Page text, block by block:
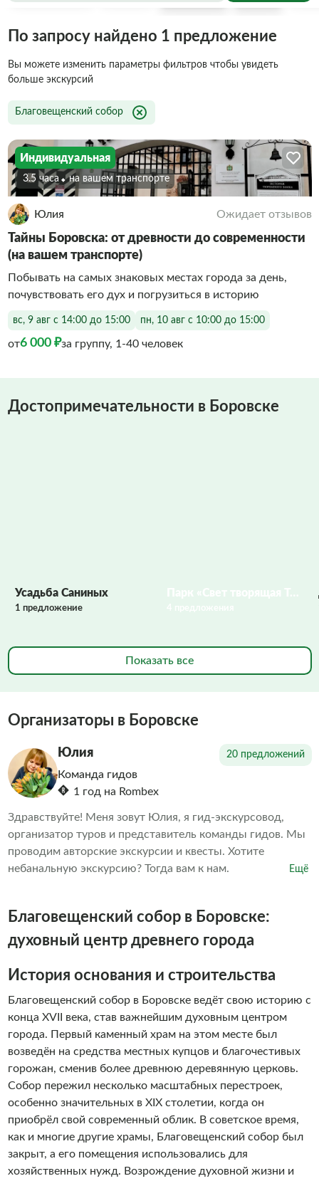
По запросу найдено 1 предложение
Вы можете изменить параметры фильтров чтобы увидеть
больше экскурсий
Благовещенский собор
Индивидуальная
3.5 часа на вашем транспорте
Юлия Ожидает отзывов
Тайны Боровска: от древности до современности
(на вашем транспорте)
Побывать на самых знаковых местах города за день,
почувствовать его дух и погрузиться в историю
вс, 9 авг с 14:00 до 15:00 пн, 10 авг с 10:00 до 15:00
от6 000 ₽за группу, 1-40 человек
Достопримечательности в Боровске
Усадьба Саниных
1 предложение
Показать все
Организаторы в Боровске
Юлия 20 предложений
Команда гидов
1 год на Rombex
Здравствуйте! Меня зовут Юлия, я гид-экскурсовод,
организатор туров и представитель команды гидов. Мы
проводим авторские экскурсии и квесты. Хотите
небанальную экскурсию? Тогда вам к нам.
Ещё
Благовещенский собор в Боровске:
духовный центр древнего города
История основания и строительства
Благовещенский собор в Боровске ведёт свою историю с
конца XVII века, став важнейшим духовным центром
города. Первый каменный храм на этом месте был
возведён на средства местных купцов и благочестивых
горожан, сменив более древнюю деревянную церковь.
Собор пережил несколько масштабных перестроек,
особенно значительных в XIX столетии, когда он
приобрёл свой современный облик. В советское время,
как и многие другие храмы, Благовещенский собор был
закрыт, а его помещения использовались для
хозяйственных нужд. Возрождение духовной жизни и